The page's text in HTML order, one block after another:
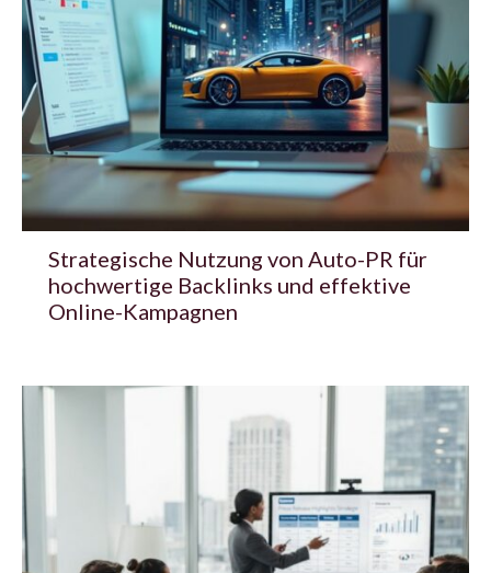
Strategische Nutzung von Auto-PR für
hochwertige Backlinks und effektive
Online-Kampagnen